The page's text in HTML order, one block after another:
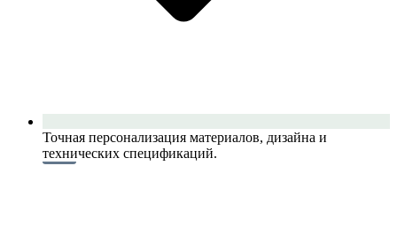
Точная персонализация материалов, дизайна и
технических спецификаций.